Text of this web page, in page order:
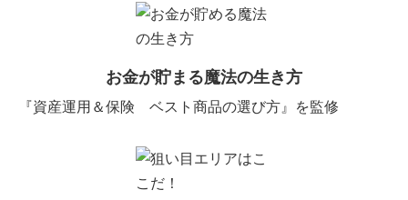
お金が貯まる魔法の生き方
『資産運用＆保険 ベスト商品の選び方』を監修